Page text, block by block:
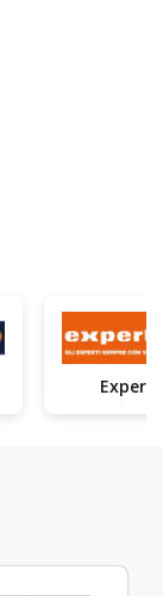
Expert